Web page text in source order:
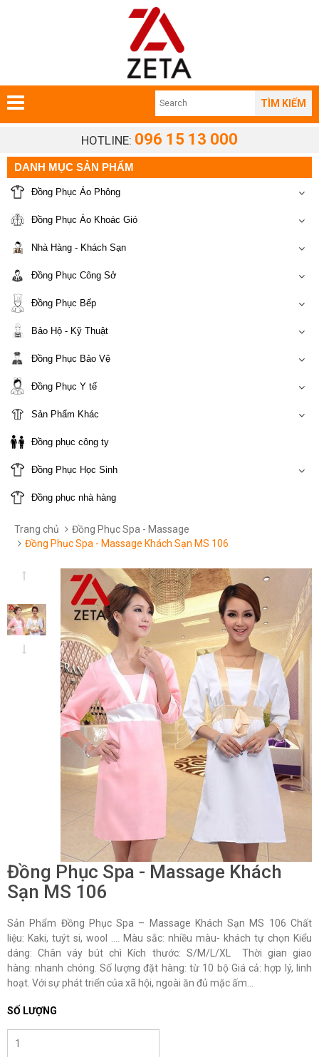
TÌM KIẾM
HOTLINE: 096 15 13 000
DANH MỤC SẢN PHẨM
Đồng Phục Áo Phông
Đồng Phục Áo Khoác Gió
Nhà Hàng - Khách Sạn
Đồng Phục Công Sở
Đồng Phục Bếp
Bảo Hộ - Kỹ Thuật
Đồng Phục Bảo Vệ
Đồng Phục Y tế
Sản Phẩm Khác
Đồng phục công ty
Đồng Phục Học Sinh
Đồng phục nhà hàng
Trang chủ
Đồng Phục Spa - Massage
Đồng Phục Spa - Massage Khách Sạn MS 106
Đồng Phục Spa - Massage Khách
Sạn MS 106
Sản Phẩm Đồng Phục Spa – Massage Khách Sạn MS 106 Chất
liệu: Kaki, tuýt si, wool …. Màu sắc: nhiều màu- khách tự chọn Kiểu
dáng: Chân váy bút chì Kích thước: S/M/L/XL Thời gian giao
hàng: nhanh chóng. Số lượng đặt hàng: từ 10 bộ Giá cả: hợp lý, linh
hoạt. Với sự phát triển của xã hội, ngoài ăn đủ mặc ấm...
SỐ LƯỢNG